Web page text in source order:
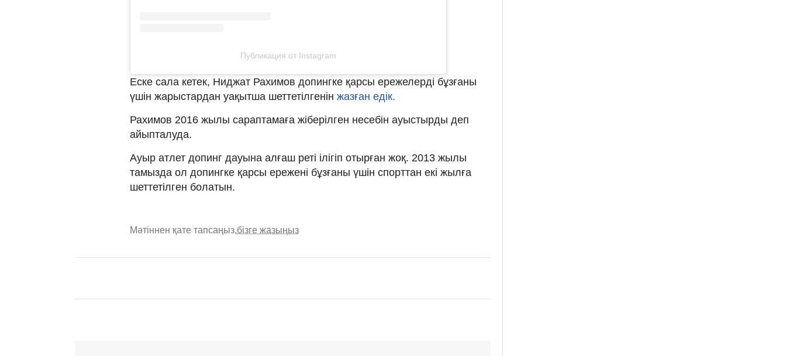
Публикация от Instagram
Еске сала кетек, Ниджат Рахимов допингке қарсы ережелерді бұзғаны
үшін жарыстардан уақытша шеттетілгенін жазған едік.
Рахимов 2016 жылы сараптамаға жіберілген несебін ауыстырды деп
айыпталуда.
Ауыр атлет допинг дауына алғаш реті ілігіп отырған жоқ. 2013 жылы
тамызда ол допингке қарсы ережені бұзғаны үшін спорттан екі жылға
шеттетілген болатын.
Мәтіннен қате тапсаңыз,бізге жазыңыз